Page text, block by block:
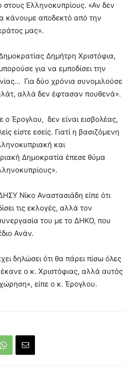
Ελληνοκυπρίους. «Αν δεν
κάνουμε αποδεκτό από την
μας».
Δημήτρη Χριστόφια,
για να εμποδίσει την
Για δύο χρόνια συνομιλούσε
αλλά δεν έφτασαν πουθενά».
ο Έρογλου, δεν είναι εισβολέας,
είστε εσείς. Γιατί η βασιζόμενη
και
Δημοκρατία έπεσε θύμα
Νίκο Αναστασιάδη είπε ότι
τις εκλογές, αλλά τον
του με το ΔΗΚΟ, που
Ανάν.
δηλώσει ότι θα πάρει πίσω όλες
ο κ. Χριστόφιας, αλλά αυτός
είπε ο κ. Έρογλου.